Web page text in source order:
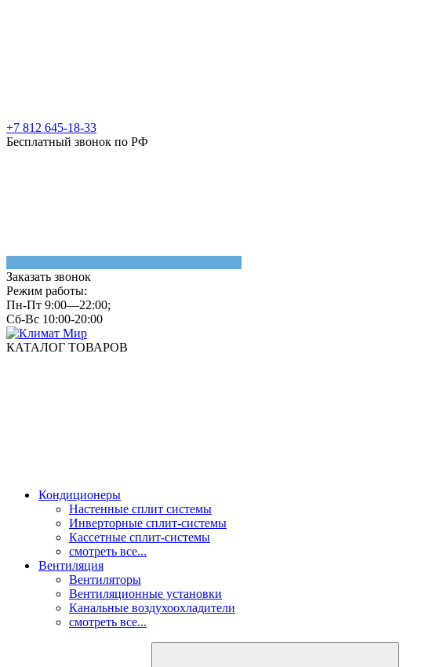
+7 812 645-18-33
Бесплатный звонок по РФ
Заказать звонок
Режим работы:
Пн-Пт 9:00—22:00;
Сб-Вс 10:00-20:00
КАТАЛОГ ТОВАРОВ
Кондиционеры
Настенные сплит системы
Инверторные сплит-системы
Кассетные сплит-системы
смотреть все...
Вентиляция
Вентиляторы
Вентиляционные установки
Канальные воздухоохладители
смотреть все...